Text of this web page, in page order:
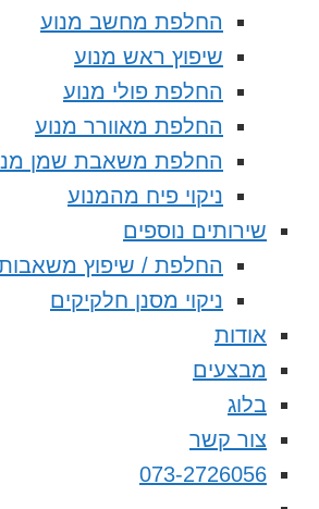
החלפת מחשב מנוע
שיפוץ ראש מנוע
החלפת פולי מנוע
החלפת מאוורר מנוע
החלפת משאבת שמן
ניקוי פיח מהמנוע
שירותים נוספים
החלפת / שיפוץ
ניקוי מסנן חלקיקים
אודות
מבצעים
בלוג
צור קשר
073-2726056